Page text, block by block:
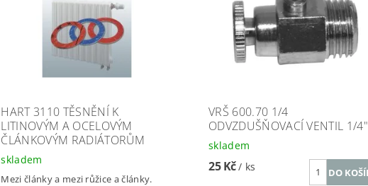
HART 3110 TĚSNĚNÍ K
LITINOVÝM A OCELOVÝM
ČLÁNKOVÝM RADIÁTORŮM
skladem
Mezi články a mezi růžice a články.
VRŠ 600.70 1/4
ODVZDUŠŇOVACÍ VENTIL 1/4"
skladem
25 Kč/ ks